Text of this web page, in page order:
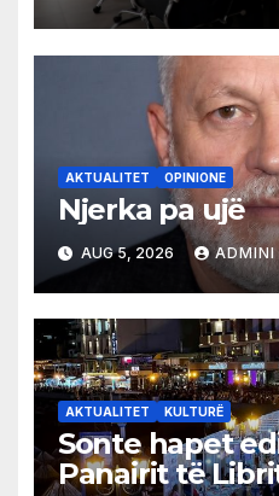
AKTUALITET OPINIONE
Njerka pa ujë
AUG 5, 2026 ADMINI
AKTUALITET KULTURË
Sonte hapet
Panairit të